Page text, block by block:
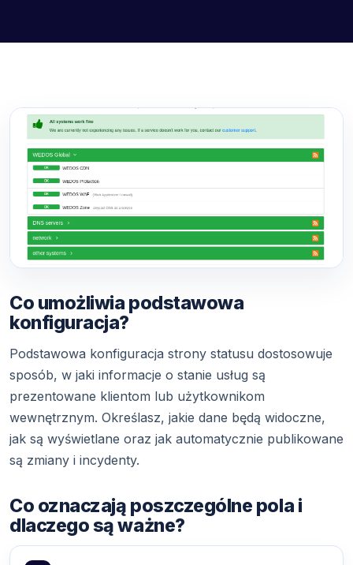
Co umożliwia podstawowa
konfiguracja?
Podstawowa konfiguracja strony statusu dostosowuje
sposób, w jaki informacje o stanie usług są
prezentowane klientom lub użytkownikom
wewnętrznym. Określasz, jakie dane będą widoczne,
jak są wyświetlane oraz jak automatycznie publikowane
są zmiany i incydenty.
Co oznaczają poszczególne pola i
dlaczego są ważne?